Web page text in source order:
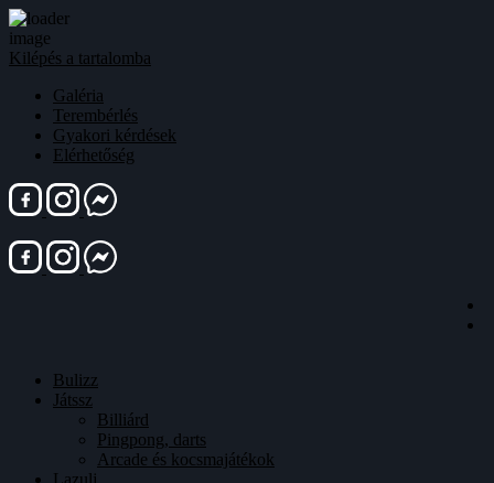
Kilépés a tartalomba
Galéria
Terembérlés
Gyakori kérdések
Elérhetőség
Bulizz
Játssz
Billiárd
Pingpong, darts
Arcade és kocsmajátékok
Lazulj